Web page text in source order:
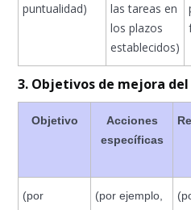
puntualidad)
las tareas en
los plazos
establecidos)
3. Objetivos de mejora
Objetivo
Acciones
específicas
(por
(por ejemplo,